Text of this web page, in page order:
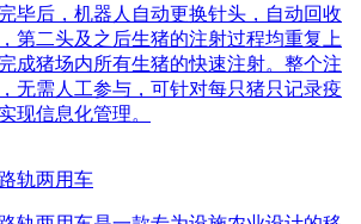
毕后，机器人自动更换针头，自动回收
第二头及之后生猪的注射过程均重复上
成猪场内所有生猪的快速注射。整个注
无需人工参与，可针对每只猪只记录疫
现信息化管理。
轨两用车